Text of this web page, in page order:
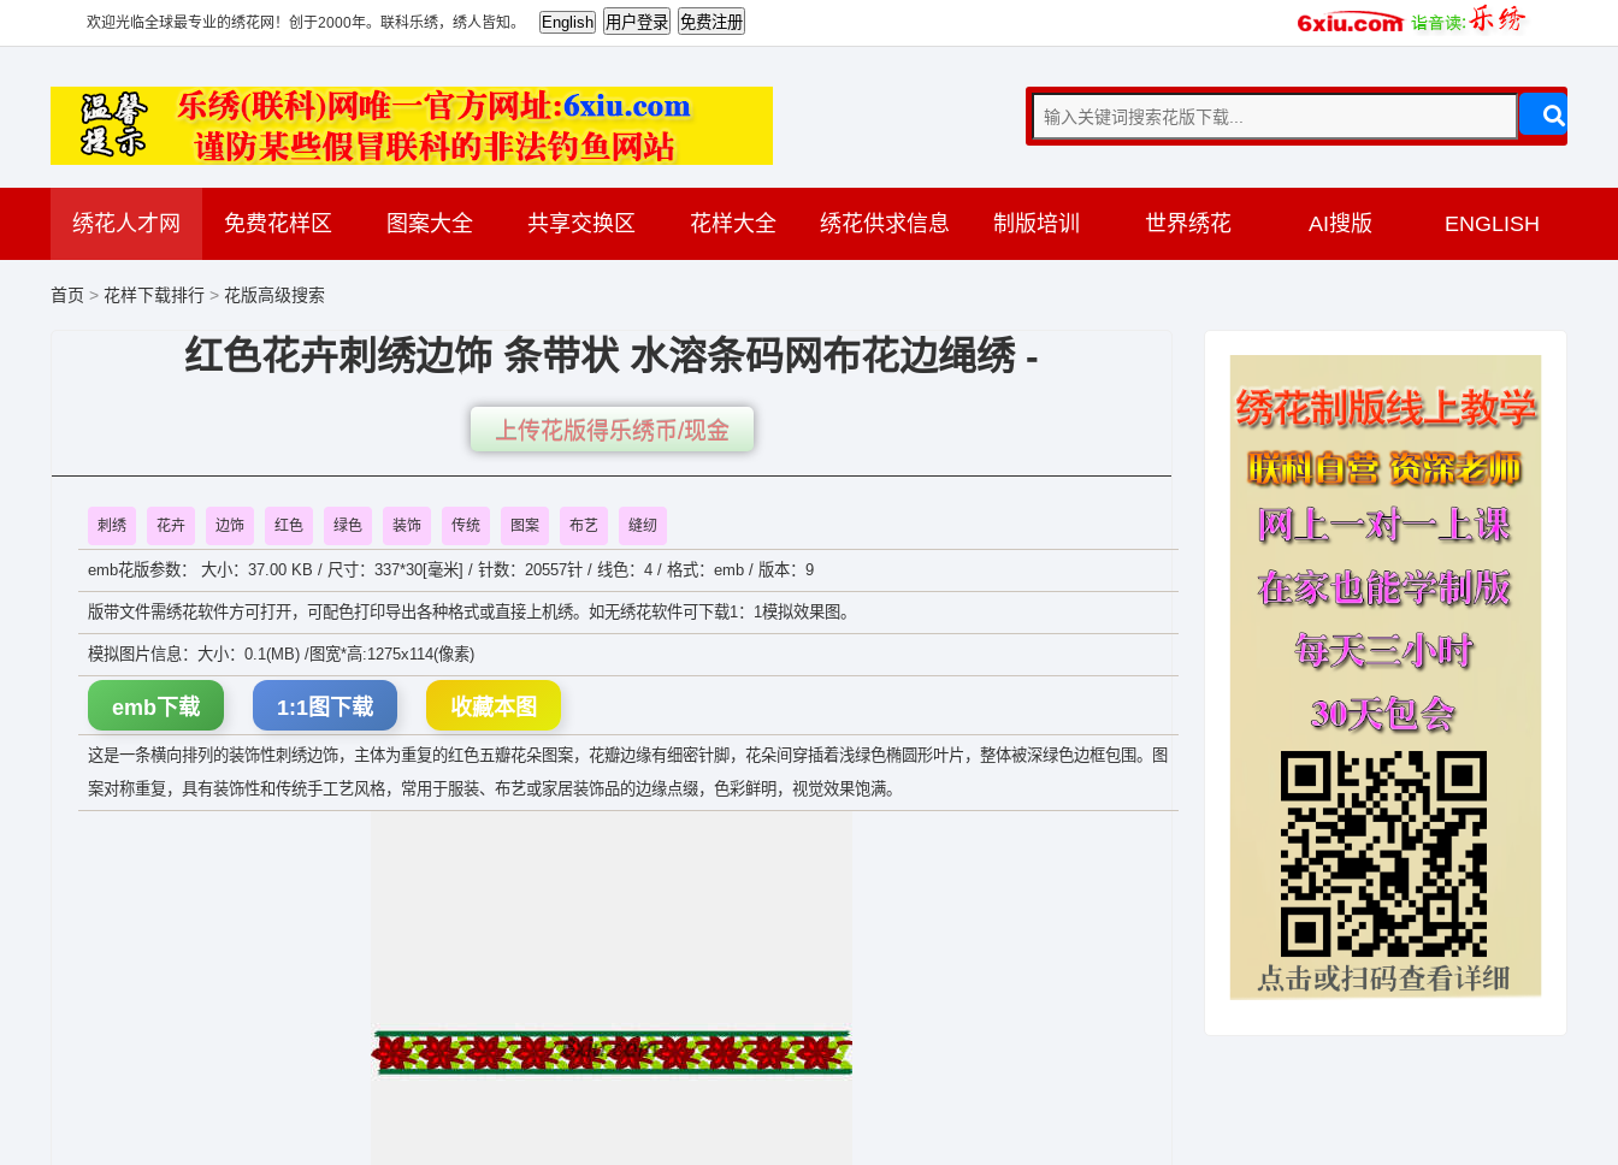
欢迎光临全球最专业的绣花网！创于2000年。联科乐绣，绣人皆知。
绣花人才网 免费花样区 图案大全 共享交换区 花样大全 绣花供求信息 制版培训 世界绣花 AI搜版 ENGLISH
首页 > 花样下载排行 > 花版高级搜索
红色花卉刺绣边饰 条带状 水溶条码网布花边绳绣 -
上传花版得乐绣币/现金
刺绣 花卉 边饰 红色 绿色 装饰 传统 图案 布艺 缝纫
emb花版参数： 大小：37.00 KB / 尺寸：337*30[毫米] / 针数：20557针 / 线色：4 / 格式：emb / 版本：9
版带文件需绣花软件方可打开，可配色打印导出各种格式或直接上机绣。如无绣花软件可下载1：1模拟效果图。
模拟图片信息：大小：0.1(MB) /图宽*高:1275x114(像素)
emb下载 1:1图下载 收藏本图
这是一条横向排列的装饰性刺绣边饰，主体为重复的红色五瓣花朵图案，花瓣边缘有细密针脚，花朵间穿插着浅绿色椭圆形叶片，整体被深绿色边框包围。图
案对称重复，具有装饰性和传统手工艺风格，常用于服装、布艺或家居装饰品的边缘点缀，色彩鲜明，视觉效果饱满。